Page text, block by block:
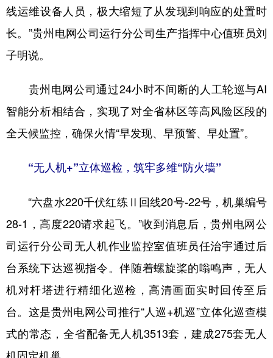
线运维设备人员，极大缩短了从发现到响应的处置时
长。”贵州电网公司运行分公司生产指挥中心值班员刘
子明说。
贵州电网公司通过24小时不间断的人工轮巡与AI
智能分析相结合，实现了对全省林区等高风险区段的
全天候监控，确保火情“早发现、早预警、早处置”。
“无人机+”立体巡检，筑牢多维“防火墙”
“六盘水220千伏红练Ⅱ回线20号-22号，机巢编号
28-1，高度220请求起飞。”收到消息后，贵州电网公
司运行分公司无人机作业监控室值班员任治宇通过后
台系统下达巡视指令。伴随着螺旋桨的嗡鸣声，无人
机对杆塔进行精细化巡检，高清画面实时回传至后
台。这是贵州电网公司推行“人巡+机巡”立体化巡查模
式的常态，全省配备无人机3513套，建成275套无人